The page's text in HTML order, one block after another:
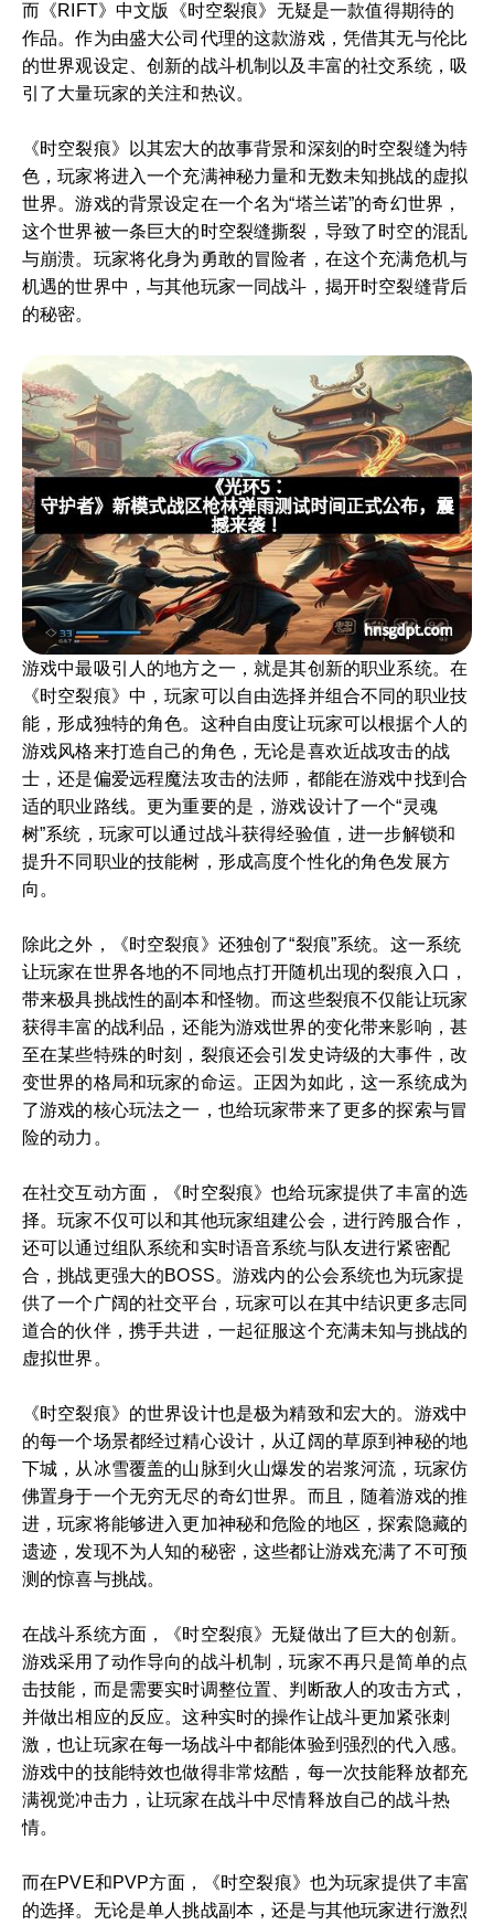
而《RIFT》中文版《时空裂痕》无疑是一款值得期待的
作品。作为由盛大公司代理的这款游戏，凭借其无与伦比
的世界观设定、创新的战斗机制以及丰富的社交系统，吸
引了大量玩家的关注和热议。
《时空裂痕》以其宏大的故事背景和深刻的时空裂缝为特
色，玩家将进入一个充满神秘力量和无数未知挑战的虚拟
世界。游戏的背景设定在一个名为“塔兰诺”的奇幻世界，
这个世界被一条巨大的时空裂缝撕裂，导致了时空的混乱
与崩溃。玩家将化身为勇敢的冒险者，在这个充满危机与
机遇的世界中，与其他玩家一同战斗，揭开时空裂缝背后
的秘密。
游戏中最吸引人的地方之一，就是其创新的职业系统。在
《时空裂痕》中，玩家可以自由选择并组合不同的职业技
能，形成独特的角色。这种自由度让玩家可以根据个人的
游戏风格来打造自己的角色，无论是喜欢近战攻击的战
士，还是偏爱远程魔法攻击的法师，都能在游戏中找到合
适的职业路线。更为重要的是，游戏设计了一个“灵魂
树”系统，玩家可以通过战斗获得经验值，进一步解锁和
提升不同职业的技能树，形成高度个性化的角色发展方
向。
除此之外，《时空裂痕》还独创了“裂痕”系统。这一系统
让玩家在世界各地的不同地点打开随机出现的裂痕入口，
带来极具挑战性的副本和怪物。而这些裂痕不仅能让玩家
获得丰富的战利品，还能为游戏世界的变化带来影响，甚
至在某些特殊的时刻，裂痕还会引发史诗级的大事件，改
变世界的格局和玩家的命运。正因为如此，这一系统成为
了游戏的核心玩法之一，也给玩家带来了更多的探索与冒
险的动力。
在社交互动方面，《时空裂痕》也给玩家提供了丰富的选
择。玩家不仅可以和其他玩家组建公会，进行跨服合作，
还可以通过组队系统和实时语音系统与队友进行紧密配
合，挑战更强大的BOSS。游戏内的公会系统也为玩家提
供了一个广阔的社交平台，玩家可以在其中结识更多志同
道合的伙伴，携手共进，一起征服这个充满未知与挑战的
虚拟世界。
《时空裂痕》的世界设计也是极为精致和宏大的。游戏中
的每一个场景都经过精心设计，从辽阔的草原到神秘的地
下城，从冰雪覆盖的山脉到火山爆发的岩浆河流，玩家仿
佛置身于一个无穷无尽的奇幻世界。而且，随着游戏的推
进，玩家将能够进入更加神秘和危险的地区，探索隐藏的
遗迹，发现不为人知的秘密，这些都让游戏充满了不可预
测的惊喜与挑战。
在战斗系统方面，《时空裂痕》无疑做出了巨大的创新。
游戏采用了动作导向的战斗机制，玩家不再只是简单的点
击技能，而是需要实时调整位置、判断敌人的攻击方式，
并做出相应的反应。这种实时的操作让战斗更加紧张刺
激，也让玩家在每一场战斗中都能体验到强烈的代入感。
游戏中的技能特效也做得非常炫酷，每一次技能释放都充
满视觉冲击力，让玩家在战斗中尽情释放自己的战斗热
情。
而在PVE和PVP方面，《时空裂痕》也为玩家提供了丰富
的选择。无论是单人挑战副本，还是与其他玩家进行激烈